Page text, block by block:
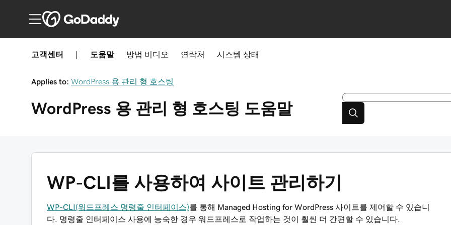
고객센터 도움말 방법 비디오 연락처 시스템 상태
Applies to: WordPress 용 관리 형 호스팅
WordPress 용 관리 형 호스팅 도움말
WP-CLI를 사용하여 사이트 관리하기
WP-CLI(워드프레스 명령줄 인터페이스)를 통해 Managed Hosting for WordPress 사이트를 제어할 수 있습니
다. 명령줄 인터페이스 사용에 능숙한 경우 워드프레스로 작업하는 것이 훨씬 더 간편할 수 있습니다.